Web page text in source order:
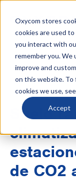
Oxycom stores
cookies are used
you interact with
remember you.
improve and
on this website.
cookies we use,
Accept
Productos
Industrias
INDUSTRIAS
Industria
Industria de
Industria gráfica
centros de
Recursos
blogs y noticias
Whitepapers y
Descargas
Sobre
Servicio
Distribuidores
Conviértete en
Languages
SWITCH TO
Deutsch
English
Italiano
Nederlands
Enfriamiento
Suelo
de CO2